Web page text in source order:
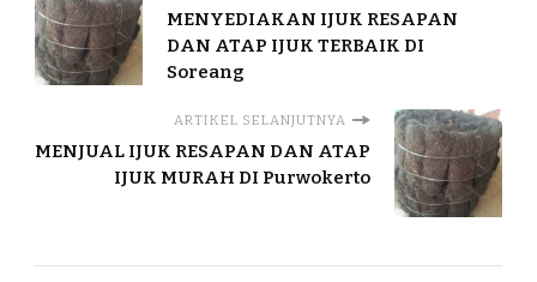
MENYEDIAKAN IJUK RESAPAN
DAN ATAP IJUK TERBAIK DI
Soreang
ARTIKEL SELANJUTNYA
MENJUAL IJUK RESAPAN DAN ATAP
IJUK MURAH DI Purwokerto